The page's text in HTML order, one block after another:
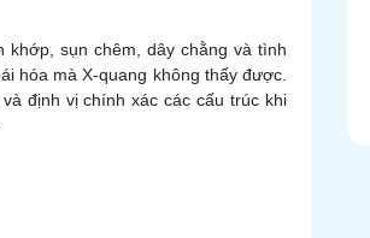
sụn chêm, dây chằng và tình
hóa mà X-quang không thấy được.
định vị chính xác các cấu trúc khi